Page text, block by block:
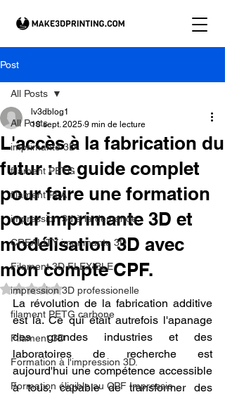
Post
All Posts
imprimante 3D
filament PETG
filament PLA
impression 3d à la demande.
CREALITY imprimante 3D
Filament 3D FLEXIBLE
impression 3D professionelle
filament PETG carbone
Filament 3D
Formation à l'impression 3D.
Formation éligible au CPF Impressio
All Posts
L'accès à la fabrication du
futur : le guide complet
pour faire une formation
pour imprimante 3D et
modélisation 3D avec
mon compte CPF.
lv3dblog1
18 sept. 2025 9 min de lecture
Noté NaN étoiles sur 5.
La révolution de la fabrication additive
est là. Ce qui était autrefois l'apanage
des grandes industries et des
laboratoires de recherche est
aujourd'hui une compétence accessible
à tous, capable de transformer des